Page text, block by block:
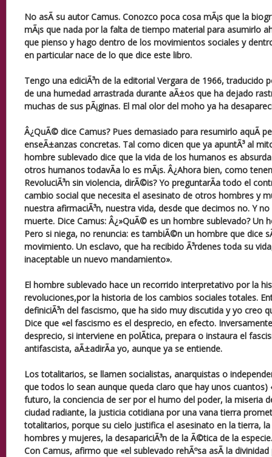
No asÃ­ su autor Camus. Conozco poca cosa mÃ¡s que la
mÃ¡s que nada por la falta de tiempo material para asumirlo
que pienso y hago dentro de los movimientos sociales y
en particular nace de lo que dice este libro.
Tengo una ediciÃ³n de la editorial Vergara de 1966, traducido
de una humedad arrastrada durante aÃ±os que ha dejado
muchas de sus pÃ¡ginas. El mal olor del moho ya ha
Â¿QuÃ© dice Camus? Pues demasiado para resumirlo aquÃ­
enseÃ±anzas concretas. Tal como dicen que ya apuntÃ³ al
hombre sublevado dice que la vida de los humanos es
otros humanos todavÃ­a lo es mÃ¡s. Â¿Ahora bien, como
RevoluciÃ³n sin violencia, dirÃ©is? Yo preguntarÃ­a todo el
cambio social que necesita el asesinato de otros hombres y
nuestra afirmaciÃ³n, nuestra vida, desde que decimos no. Y
muerte. Dice Camus: Â¿»QuÃ© es un hombre sublevado? Un
Pero si niega, no renuncia: es tambiÃ©n un hombre que dice
movimiento. Un esclavo, que ha recibido Ã³rdenes toda su
inaceptable un nuevo mandamiento».
El hombre sublevado hace un recorrido interpretativo por la
revoluciones,por la historia de los cambios sociales totales.
definiciÃ³n del fascismo, que ha sido muy discutida y yo creo
Dice que «el fascismo es el desprecio, en efecto.
desprecio, si interviene en polÃ­tica, prepara o instaura el
antifascista, aÃ±adirÃ­a yo, aunque ya se entiende.
Los totalitarios, se llamen socialistas, anarquistas o
que todos lo sean aunque queda claro que hay unos cuantos)
futuro, la conciencia de ser por el humo del poder, la miseria
ciudad radiante, la justicia cotidiana por una vana tierra
totalitarios, porque su cielo justifica el asesinato en la tierra, la
hombres y mujeres, la desapariciÃ³n de la Ã©tica de la especie.
Con Camus, afirmo que «el sublevado rehÃºsa asÃ­ la